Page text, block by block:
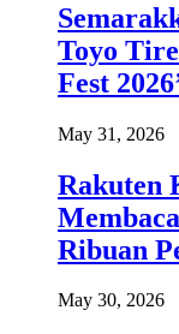
Toyo
Fest
May 31, 2026
Rakuten
Ribuan
May 30, 2026